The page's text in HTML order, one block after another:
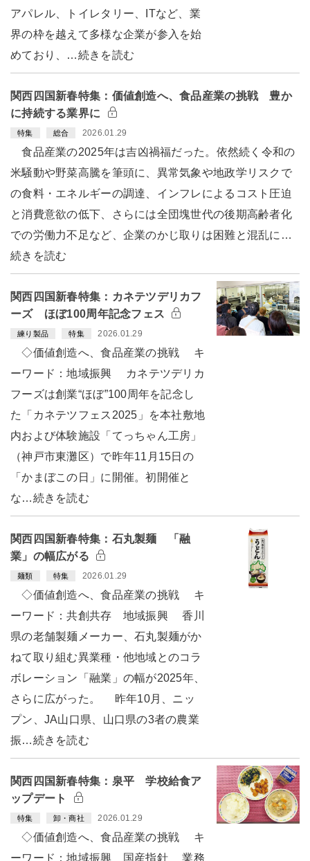
アパレル、トイレタリー、ITなど、業
界の枠を越えて多様な企業が参入を始
めており、…続きを読む
関西四国新春特集：価値創造へ、食品産業の挑戦 豊か
に持続する業界に
特集 総合 2026.01.29
食品産業の2025年は吉凶禍福だった。依然続く令和の
米騒動や野菜高騰を筆頭に、異常気象や地政学リスクで
の食料・エネルギーの調達、インフレによるコスト圧迫
と消費意欲の低下、さらには全団塊世代の後期高齢者化
での労働力不足など、企業のかじ取りは困難と混乱に…
続きを読む
関西四国新春特集：カネテツデリカフ
ーズ ほぼ100周年記念フェス
練り製品 特集 2026.01.29
◇価値創造へ、食品産業の挑戦 キ
ーワード：地域振興 カネテツデリカ
フーズは創業“ほぼ”100周年を記念し
た「カネテツフェス2025」を本社敷地
内および体験施設「てっちゃん工房」
（神戸市東灘区）で昨年11月15日の
「かまぼこの日」に開催。初開催と
な…続きを読む
関西四国新春特集：石丸製麺 「融
業」の幅広がる
麺類 特集 2026.01.29
◇価値創造へ、食品産業の挑戦 キ
ーワード：共創共存 地域振興 香川
県の老舗製麺メーカー、石丸製麺がか
ねて取り組む異業種・他地域とのコラ
ボレーション「融業」の幅が2025年、
さらに広がった。 昨年10月、ニッ
プン、JA山口県、山口県の3者の農業
振…続きを読む
関西四国新春特集：泉平 学校給食ア
ップデート
特集 卸・商社 2026.01.29
◇価値創造へ、食品産業の挑戦 キ
ーワード：地域振興 国産指針 業務